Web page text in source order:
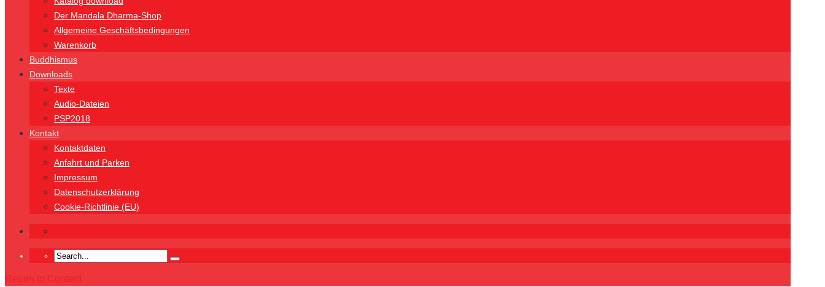
Der Mandala Dharma-Shop
Allgemeine Geschäftsbedingungen
Warenkorb
Buddhismus
Downloads
Texte
Audio-Dateien
PSP2018
Kontakt
Kontaktdaten
Anfahrt und Parken
Impressum
Datenschutzerklärung
Cookie-Richtlinie (EU)
Return to Content